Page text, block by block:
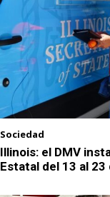
Sociedad
Illinois: el DMV
Estatal del 13 al